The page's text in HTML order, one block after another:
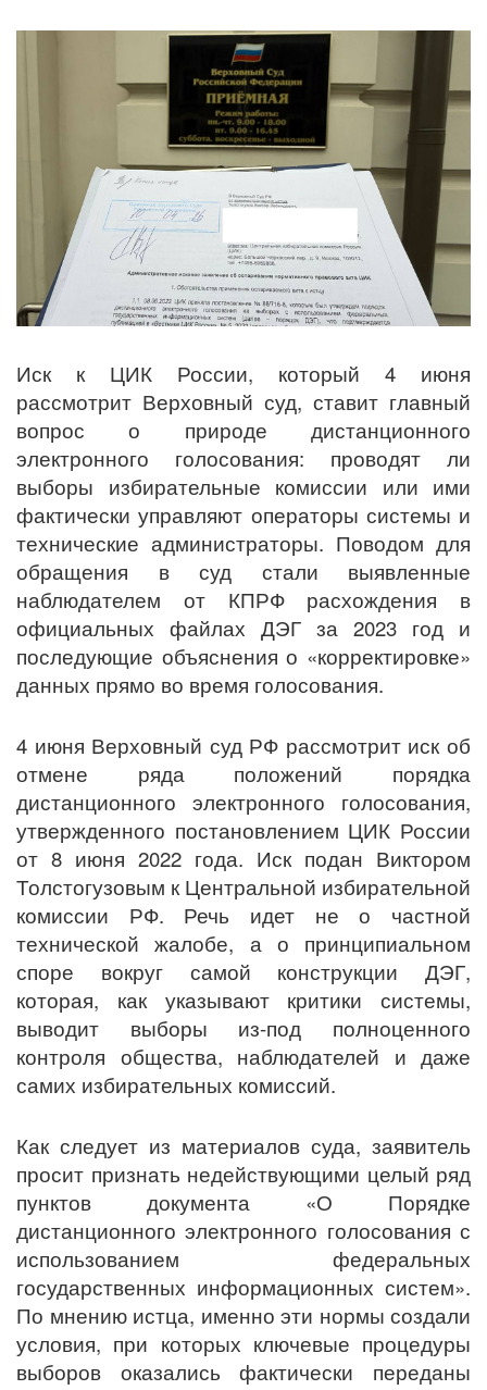
Иск к ЦИК России, который 4 июня
рассмотрит Верховный суд, ставит главный
вопрос о природе дистанционного
электронного голосования: проводят ли
выборы избирательные комиссии или ими
фактически управляют операторы системы и
технические администраторы. Поводом для
обращения в суд стали выявленные
наблюдателем от КПРФ расхождения в
официальных файлах ДЭГ за 2023 год и
последующие объяснения о «корректировке»
данных прямо во время голосования.
4 июня Верховный суд РФ рассмотрит иск об
отмене ряда положений порядка
дистанционного электронного голосования,
утвержденного постановлением ЦИК России
от 8 июня 2022 года. Иск подан Виктором
Толстогузовым к Центральной избирательной
комиссии РФ. Речь идет не о частной
технической жалобе, а о принципиальном
споре вокруг самой конструкции ДЭГ,
которая, как указывают критики системы,
выводит выборы из-под полноценного
контроля общества, наблюдателей и даже
самих избирательных комиссий.
Как следует из материалов суда, заявитель
просит признать недействующими целый ряд
пунктов документа «О Порядке
дистанционного электронного голосования с
использованием федеральных
государственных информационных систем».
По мнению истца, именно эти нормы создали
условия, при которых ключевые процедуры
выборов оказались фактически переданы